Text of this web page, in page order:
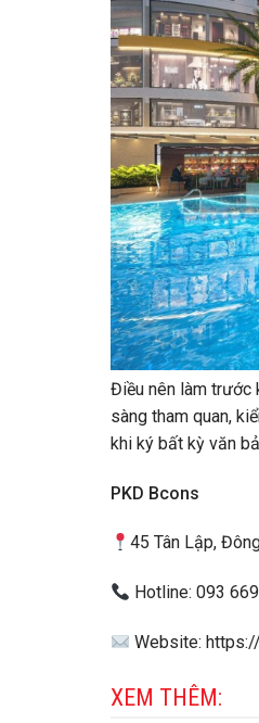
Điều nên làm trước
sàng tham quan,
khi ký bất kỳ văn
PKD Bcons
45 Tân Lập,
Hotline: 093
Website:
XEM THÊM: